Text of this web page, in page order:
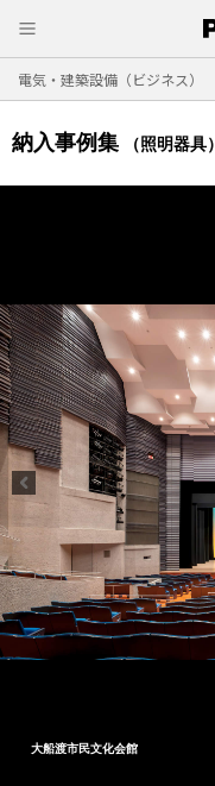
電気・建築設備（ビジネス）
納入事例集 （照明器具）
大船渡市民文化会館